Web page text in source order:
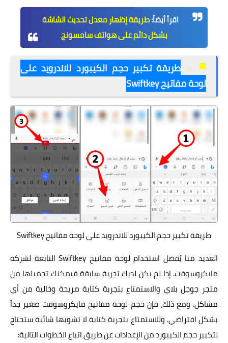
اقرأ أيضاً:طريقة إظهار معدل تحديث الشاشة
بشكل دائم على هواتف سامسونج
▀
← طريقة تكبير حجم الكيبورد للاندرويد على
لوحة مفاتيح Swiftkey
طريقة تكبير حجم الكيبورد للاندرويد على لوحة مفاتيح Swiftkey
العديد منا يُفضل استخدام لوحة مفاتيح Swiftkeyالتابعة لشركة
مايكروسوفت. إذا لم يكن لديك تجربة سابقة فيمكنك تحميلها من
متجر جوجل بلاي والاستمتاع بتجربة كتابة مريحة وخالية من أي
مشاكل. ومع ذلك، فإن حجم لوحة مفاتيح مايكروسوفت صغير جداً
بشكل افتراضي. وللاستمتاع بتجربة كتابة لا تشوبها شائبة ستحتاج
لتكبير حجم الكيبورد من الإعدادات عن طريق اتباع الخطوات التالية: